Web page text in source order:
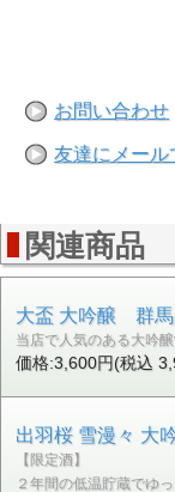
お問い合わせ
友達にメール
関連商品
大盃 大吟醸 群馬
当店で人気のある大吟
価格:3,600円(税込
出羽桜 雪漫々 大
【限定酒】
２年間の低温貯蔵でゆ